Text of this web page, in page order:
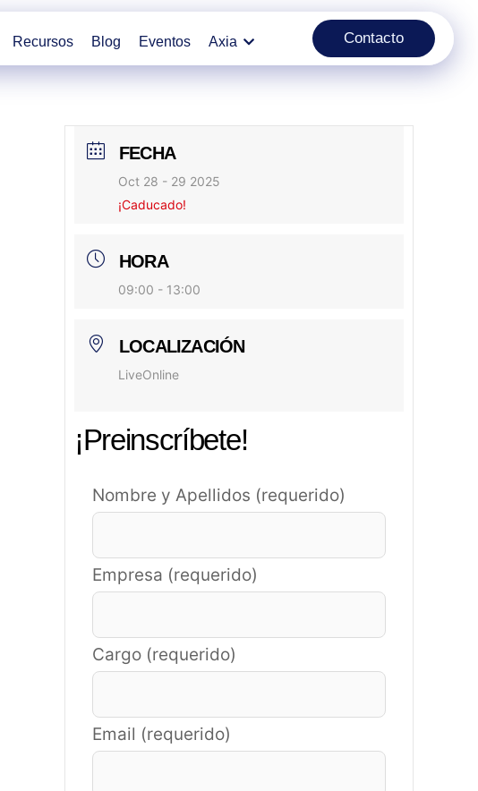
Recursos Blog Eventos Axia Contacto
FECHA
Oct 28 - 29 2025
¡Caducado!
HORA
09:00 - 13:00
LOCALIZACIÓN
LiveOnline
¡Preinscríbete!
Nombre y Apellidos (requerido)
Empresa (requerido)
Cargo (requerido)
Email (requerido)